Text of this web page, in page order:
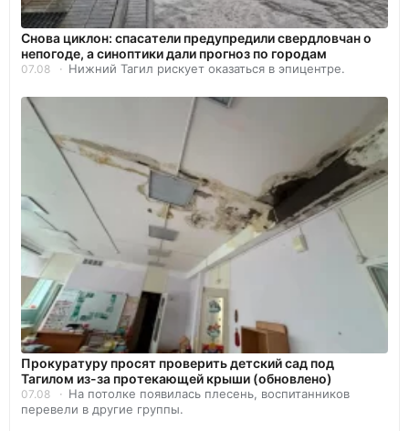
Снова циклон: спасатели предупредили свердловчан о
непогоде, а синоптики дали прогноз по городам
07.08 Нижний Тагил рискует оказаться в эпицентре.
Прокуратуру просят проверить детский сад под
Тагилом из-за протекающей крыши (обновлено)
07.08
На потолке появилась плесень, воспитанников
перевели в другие группы.